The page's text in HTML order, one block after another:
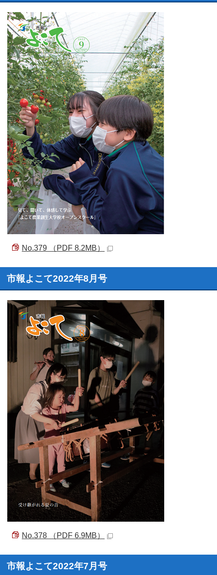
No.379 （PDF 8.2MB）
市報よこて2022年8月号
No.378 （PDF 6.9MB）
市報よこて2022年7月号